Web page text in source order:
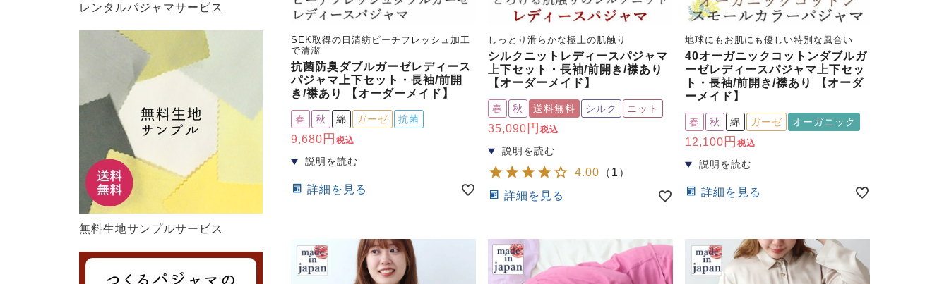
レンタルパジャマサービス
無料生地サンプルサービス
SEK取得の日清紡ピーチフレッシュ加工
で清潔
抗菌防臭ダブルガーゼレディース
パジャマ上下セット・長袖/前開
き/襟あり 【オーダーメイド】
春 秋 綿 ガーゼ 抗菌
9,680 税込
詳細を見る
しっとり滑らかな極上の肌触り
シルクニットレディースパジャマ
上下セット・長袖/前開き/襟あり
【オーダーメイド】
春 秋 送料無料 シルク ニット
35,090 税込
4.00 （ 1）
詳細を見る
地球にもお肌にも優しい特別な風合い
40オーガニックコットンダブルガ
ーゼレディースパジャマ上下セッ
ト・長袖/前開き/襟あり 【オーダ
ーメイド】
春 秋 綿 ガーゼ オーガニック
12,100 税込
詳細を見る